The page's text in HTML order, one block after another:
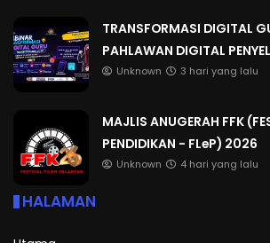
TRANSFORMASI DIGITAL
PAHLAWAN DIGITAL
Unknown 3 hari yang lalu
MAJLIS ANUGERAH FFK
PENDIDIKAN - FLeP) 2026
Unknown 4 hari yang lalu
HALAMAN